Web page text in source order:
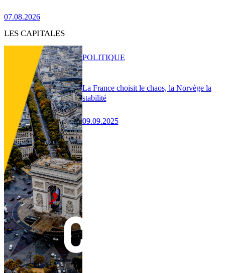
07.08.2026
LES CAPITALES
La France choisit le chaos, la Norvège la
stabilité
09.09.2025
POLITIQUE